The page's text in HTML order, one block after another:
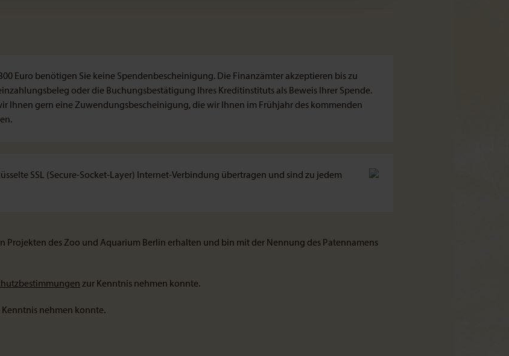
Euro benötigen Sie keine Spendenbescheinigung. Die Finanzämter akzeptieren bis zu
oder die Buchungsbestätigung Ihres Kreditinstituts als Beweis Ihrer Spende.
Ihnen gern eine Zuwendungsbescheinigung, die wir Ihnen im Frühjahr des kommenden
SSL (Secure-Socket-Layer) Internet-Verbindung übertragen und sind zu jedem
Projekten des Zoo und Aquarium Berlin erhalten und bin mit der Nennung des Patennamens
zur Kenntnis nehmen konnte.
Kenntnis nehmen konnte.